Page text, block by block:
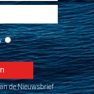
de Nieuwsbrief